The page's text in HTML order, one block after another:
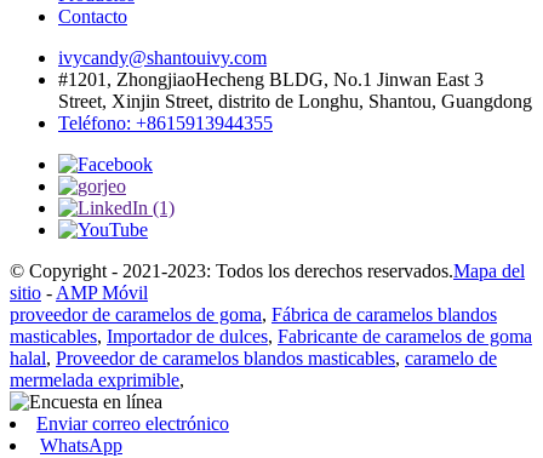
Contacto
ivycandy@shantouivy.com
#1201, ZhongjiaoHecheng BLDG, No.1 Jinwan East 3
Street, Xinjin Street, distrito de Longhu, Shantou, Guangdong
Teléfono: +8615913944355
© Copyright - 2021-2023: Todos los derechos reservados.Mapa del
sitio - AMP Móvil
proveedor de caramelos de goma, Fábrica de caramelos blandos
masticables, Importador de dulces, Fabricante de caramelos de goma
halal, Proveedor de caramelos blandos masticables, caramelo de
mermelada exprimible,
Enviar correo electrónico
WhatsApp